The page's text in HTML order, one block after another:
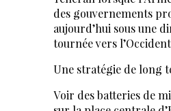
des gouvernements
aujourd’hui sous une
tournée vers
Une stratégie de long
Voir des batteries de